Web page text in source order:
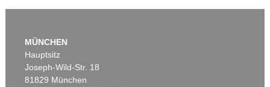
MÜNCHEN
Hauptsitz
Joseph-Wild-Str. 18
81829 München